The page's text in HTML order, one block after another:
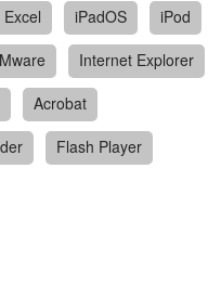
Excel iPadOS
iPod
Internet Explorer
Acrobat
Flash Player